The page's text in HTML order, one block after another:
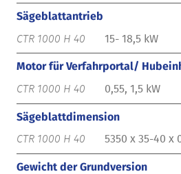
Sägeblattantrieb
15- 18,5 kW
Motor für Verfahrportal/
0,55, 1,5 kW
Sägeblattdimension
5350 x 35-40 x
Gewicht der Grundversion